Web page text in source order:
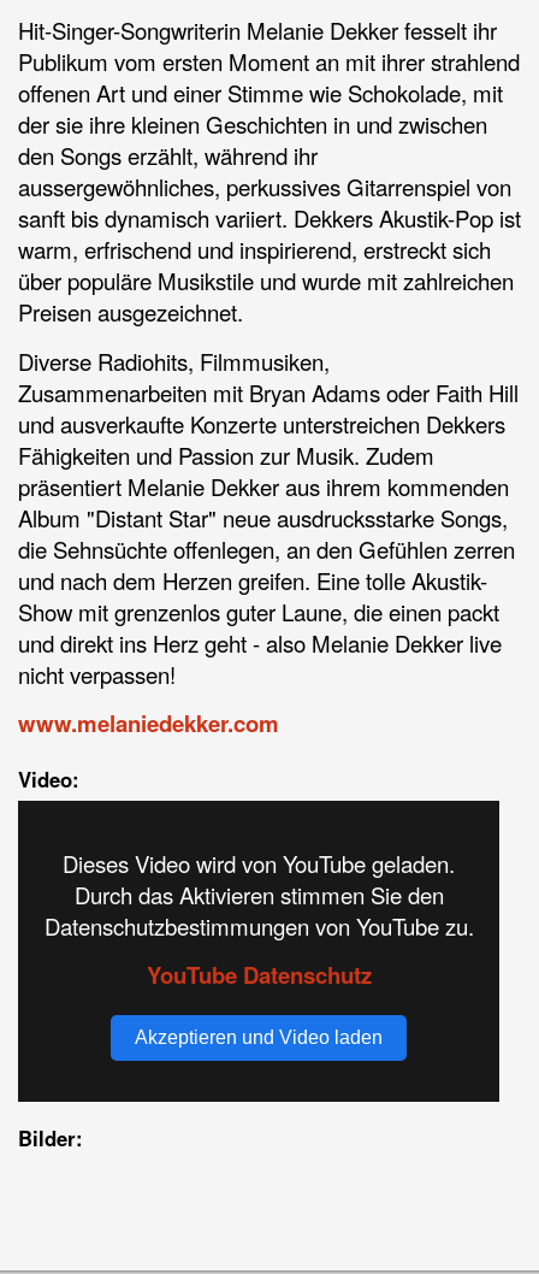
Hit-Singer-Songwriterin Melanie Dekker fesselt ihr
Publikum vom ersten Moment an mit ihrer strahlend
offenen Art und einer Stimme wie Schokolade, mit
der sie ihre kleinen Geschichten in und zwischen
den Songs erzählt, während ihr
aussergewöhnliches, perkussives Gitarrenspiel von
sanft bis dynamisch variiert. Dekkers Akustik-Pop ist
warm, erfrischend und inspirierend, erstreckt sich
über populäre Musikstile und wurde mit zahlreichen
Preisen ausgezeichnet.
Diverse Radiohits, Filmmusiken,
Zusammenarbeiten mit Bryan Adams oder Faith Hill
und ausverkaufte Konzerte unterstreichen Dekkers
Fähigkeiten und Passion zur Musik. Zudem
präsentiert Melanie Dekker aus ihrem kommenden
Album "Distant Star" neue ausdrucksstarke Songs,
die Sehnsüchte offenlegen, an den Gefühlen zerren
und nach dem Herzen greifen. Eine tolle Akustik-
Show mit grenzenlos guter Laune, die einen packt
und direkt ins Herz geht - also Melanie Dekker live
nicht verpassen!
www.melaniedekker.com
Video:
Dieses Video wird von YouTube geladen.
Durch das Aktivieren stimmen Sie den
Datenschutzbestimmungen von YouTube zu.
YouTube Datenschutz
Akzeptieren und Video laden
Bilder: